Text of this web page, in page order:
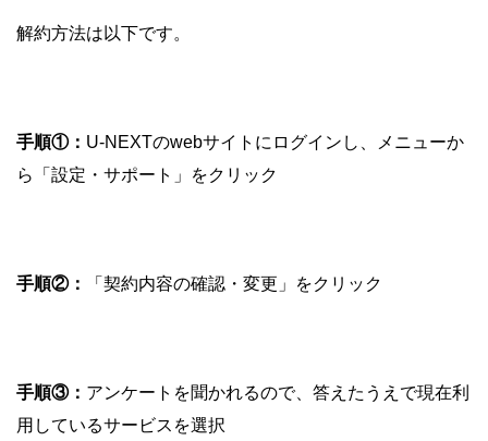
解約方法は以下です。
手順①： U-NEXTのwebサイトにログインし、メニューか
ら「設定・サポート」をクリック
手順②： 「契約内容の確認・変更」をクリック
手順③： アンケートを聞かれるので、答えたうえで現在利
用しているサービスを選択